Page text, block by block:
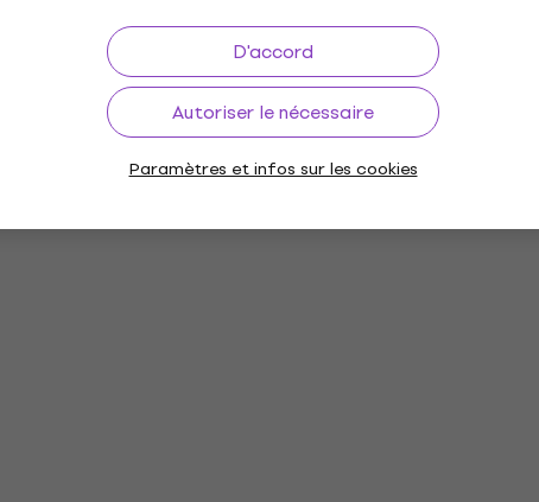
D'accord
Autoriser le nécessaire
Paramètres et infos sur les cookies